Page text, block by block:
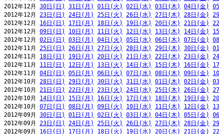
2012年12月 30日(日) 31日(月) 01日(火) 02日(水) 03日(木) 04日(金)
2012年12月 23日(日) 24日(月) 25日(火) 26日(水) 27日(木) 28日(金)
2012年12月 16日(日) 17日(月) 18日(火) 19日(水) 20日(木) 21日(金)
2012年12月 09日(日) 10日(月) 11日(火) 12日(水) 13日(木) 14日(金)
2012年12月 02日(日) 03日(月) 04日(火) 05日(水) 06日(木) 07日(金)
2012年11月 25日(日) 26日(月) 27日(火) 28日(水) 29日(木) 30日(金)
2012年11月 18日(日) 19日(月) 20日(火) 21日(水) 22日(木) 23日(金)
2012年11月 11日(日) 12日(月) 13日(火) 14日(水) 15日(木) 16日(金)
2012年11月 04日(日) 05日(月) 06日(火) 07日(水) 08日(木) 09日(金)
2012年10月 28日(日) 29日(月) 30日(火) 31日(水) 01日(木) 02日(金)
2012年10月 21日(日) 22日(月) 23日(火) 24日(水) 25日(木) 26日(金)
2012年10月 14日(日) 15日(月) 16日(火) 17日(水) 18日(木) 19日(金)
2012年10月 07日(日) 08日(月) 09日(火) 10日(水) 11日(木) 12日(金)
2012年09月 30日(日) 01日(月) 02日(火) 03日(水) 04日(木) 05日(金)
2012年09月 23日(日) 24日(月) 25日(火) 26日(水) 27日(木) 28日(金)
2012年09月 16日(日) 17日(月) 18日(火) 19日(水) 20日(木) 21日(金)